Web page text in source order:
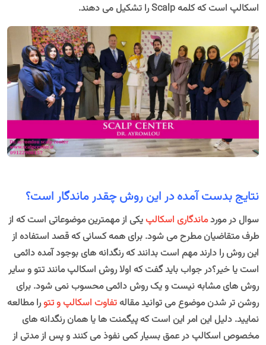
اسکالپ است که کلمه Scalpرا تشکیل می دهند.
نتایج بدست آمده در این روش چقدر ماندگار است؟
سوال در موردماندگاری اسکالپ یکی از مهمترین موضوعاتی است که از
طرف متقاضیان مطرح می شود. برای همه کسانی که قصد استفاده از
این روش را دارند مهم است بدانند که رنگدانه های بوجود آمده دائمی
است یا خیر؟در جواب باید گفت که اولا روش اسکالپ مانند تتو و سایر
روش های مشابه نیست و یک روش دائمی محسوب نمی شود. برای
روشن تر شدن موضوع می توانید مقاله تفاوت اسکالپ و تتورا مطالعه
نمایید. دلیل این امر این است که پیگمنت ها یا همان رنگدانه های
مخصوص اسکالپ در عمق بسیار کمی نفوذ می کنند و پس از مدتی از